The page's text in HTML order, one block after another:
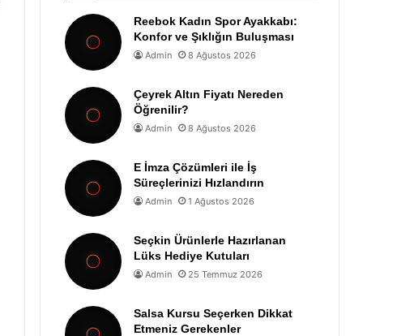
Reebok Kadın Spor Ayakkabı:
Konfor ve Şıklığın Buluşması
Admin 8 Ağustos 2026
Çeyrek Altın Fiyatı Nereden
Öğrenilir?
Admin 8 Ağustos 2026
E İmza Çözümleri ile İş
Süreçlerinizi Hızlandırın
Admin 1 Ağustos 2026
Seçkin Ürünlerle Hazırlanan
Lüks Hediye Kutuları
Admin 25 Temmuz 2026
Salsa Kursu Seçerken Dikkat
Etmeniz Gerekenler